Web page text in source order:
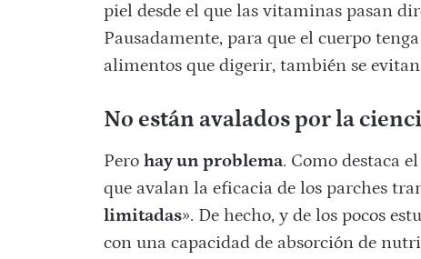
piel desde el que las vitaminas pasan
Pausadamente, para que el cuerpo
alimentos que digerir, también se
No están avalados por la
Pero hay un problema. Como destaca
que avalan la eficacia de los parches
limitadas». De hecho, y de los pocos
con una capacidad de absorción de